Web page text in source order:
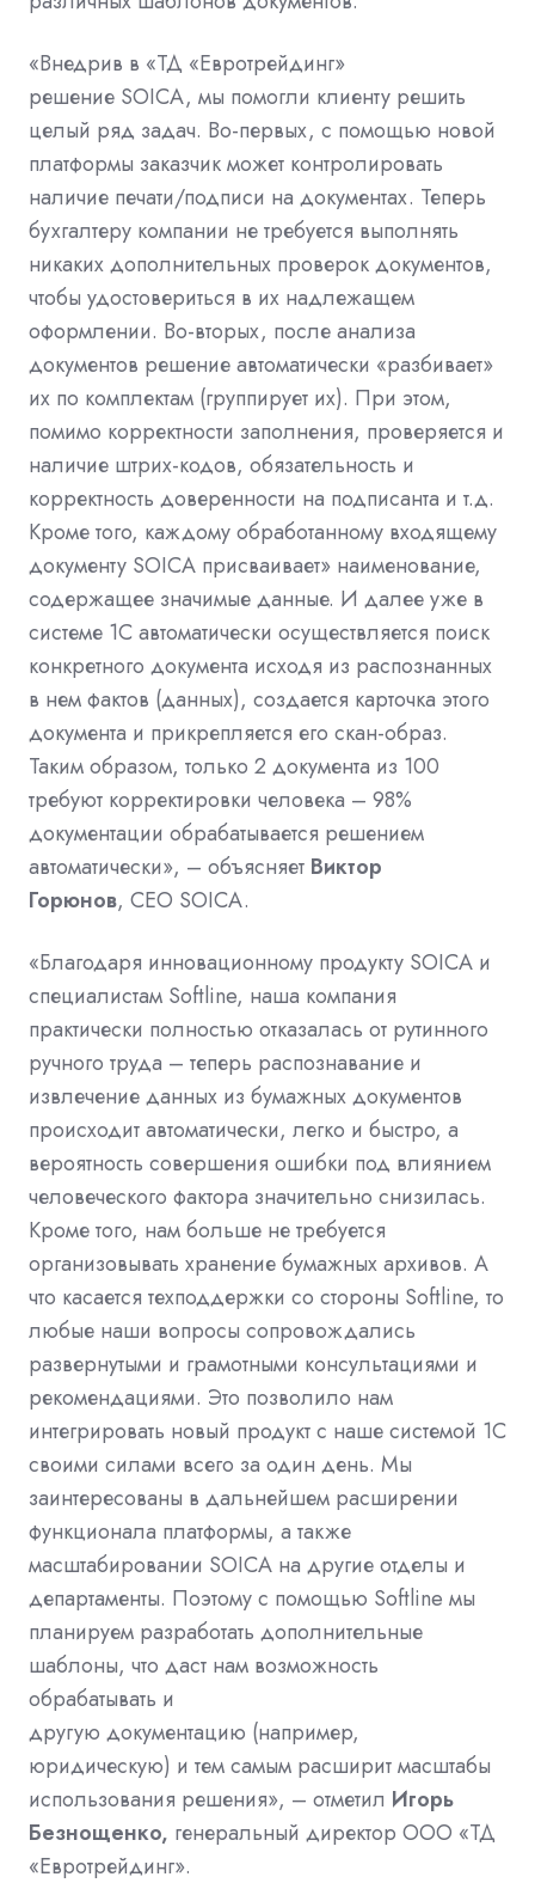
«Внедрив в «ТД «Евротрейдинг»
решение SOICA, мы помогли клиенту решить
целый ряд задач. Во-первых, с помощью новой
платформы заказчик может контролировать
наличие печати/подписи на документах. Теперь
бухгалтеру компании не требуется выполнять
никаких дополнительных проверок документов,
чтобы удостовериться в их надлежащем
оформлении. Во-вторых, после анализа
документов решение автоматически «разбивает»
их по комплектам (группирует их). При этом,
помимо корректности заполнения, проверяется и
наличие штрих-кодов, обязательность и
корректность доверенности на подписанта и т.д.
Кроме того, каждому обработанному входящему
документу SOICA присваивает» наименование,
содержащее значимые данные. И далее уже в
системе 1С автоматически осуществляется поиск
конкретного документа исходя из распознанных
в нем фактов (данных), создается карточка этого
документа и прикрепляется его скан-образ.
Таким образом, только 2 документа из 100
требуют корректировки человека – 98%
документации обрабатывается решением
автоматически», – объясняет Виктор
Горюнов, CEO SOICA.
«Благодаря инновационному продукту SOICA и
специалистам Softline, наша компания
практически полностью отказалась от рутинного
ручного труда – теперь распознавание и
извлечение данных из бумажных документов
происходит автоматически, легко и быстро, а
вероятность совершения ошибки под влиянием
человеческого фактора значительно снизилась.
Кроме того, нам больше не требуется
организовывать хранение бумажных архивов. А
что касается техподдержки со стороны Softline, то
любые наши вопросы сопровождались
развернутыми и грамотными консультациями и
рекомендациями. Это позволило нам
интегрировать новый продукт с наше системой 1С
своими силами всего за один день. Мы
заинтересованы в дальнейшем расширении
функционала платформы, а также
масштабировании SOICA на другие отделы и
департаменты. Поэтому с помощью Softline мы
планируем разработать дополнительные
шаблоны, что даст нам возможность
обрабатывать и
другую документацию (например,
юридическую) и тем самым расширит масштабы
использования решения», – отметил Игорь
Безнощенко, генеральный директор ООО «ТД
«Евротрейдинг».